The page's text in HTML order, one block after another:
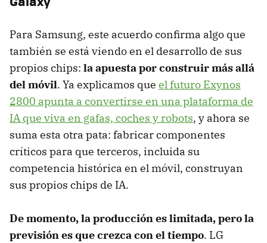
Para Samsung, este acuerdo confirma algo que
también se está viendo en el desarrollo de sus
propios chips: la apuesta por construir más allá
del móvil. Ya explicamos que el futuro Exynos
2800 apunta a convertirse en una plataforma de
IA que viva en gafas, coches y robots, y ahora se
suma esta otra pata: fabricar componentes
críticos para que terceros, incluida su
competencia histórica en el móvil, construyan
sus propios chips de IA.
De momento, la producción es limitada, pero la
previsión es que crezca con el tiempo. LG